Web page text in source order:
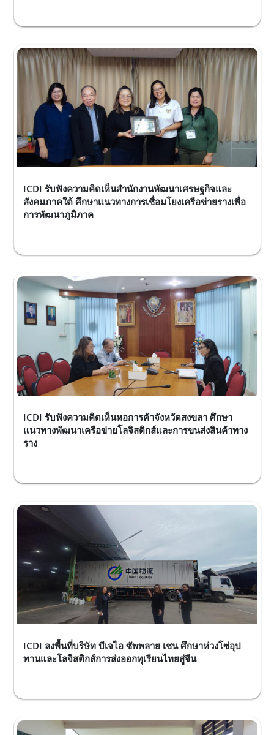
ICDI รับฟังความคิดเห็นสำนักงานพัฒนาเศรษฐกิจและ
สังคมภาคใต้ ศึกษาแนวทางการเชื่อมโยงเครือข่ายรางเพื่อ
การพัฒนาภูมิภาค
ICDI รับฟังความคิดเห็นหอการค้าจังหวัดสงขลา ศึกษา
แนวทางพัฒนาเครือข่ายโลจิสติกส์และการขนส่งสินค้าทาง
ราง
ICDI ลงพื้นที่บริษัท บีเจไอ ซัพพลาย เชน ศึกษาห่วงโซ่อุป
ทานและโลจิสติกส์การส่งออกทุเรียนไทยสู่จีน